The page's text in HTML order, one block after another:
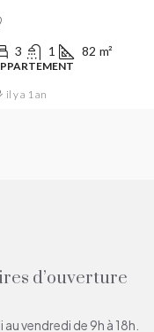
3 1 82 m²
il y a 1 an
d’ouverture
au vendredi de 9h à 18h.